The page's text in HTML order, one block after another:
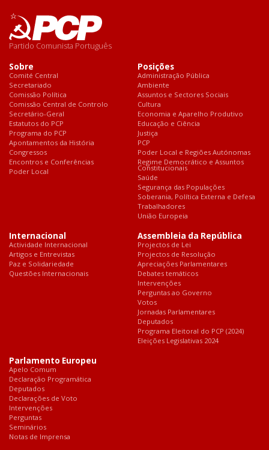
Partido Comunista Português
Sobre
Comité Central
Secretariado
Comissão Política
Comissão Central de Controlo
Secretário-Geral
Estatutos do PCP
Programa do PCP
Apontamentos da História
Congressos
Encontros e Conferências
Poder Local
Posições
Administração Pública
Ambiente
Assuntos e Sectores Sociais
Cultura
Economia e Aparelho Produtivo
Educação e Ciência
Justiça
PCP
Poder Local e Regiões Autónomas
Regime Democrático e Assuntos
Constitucionais
Saúde
Segurança das Populações
Soberania, Política Externa e Defesa
Trabalhadores
União Europeia
Internacional
Actividade Internacional
Artigos e Entrevistas
Paz e Solidariedade
Questões Internacionais
Assembleia da República
Projectos de Lei
Projectos de Resolução
Apreciações Parlamentares
Debates temáticos
Intervenções
Perguntas ao Governo
Votos
Jornadas Parlamentares
Deputados
Programa Eleitoral do PCP (2024)
Eleições Legislativas 2024
Parlamento Europeu
Apelo Comum
Declaração Programática
Deputados
Declarações de Voto
Intervenções
Perguntas
Seminários
Notas de Imprensa